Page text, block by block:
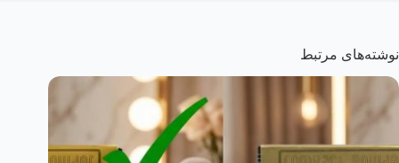
نوشته‌های مرتبط